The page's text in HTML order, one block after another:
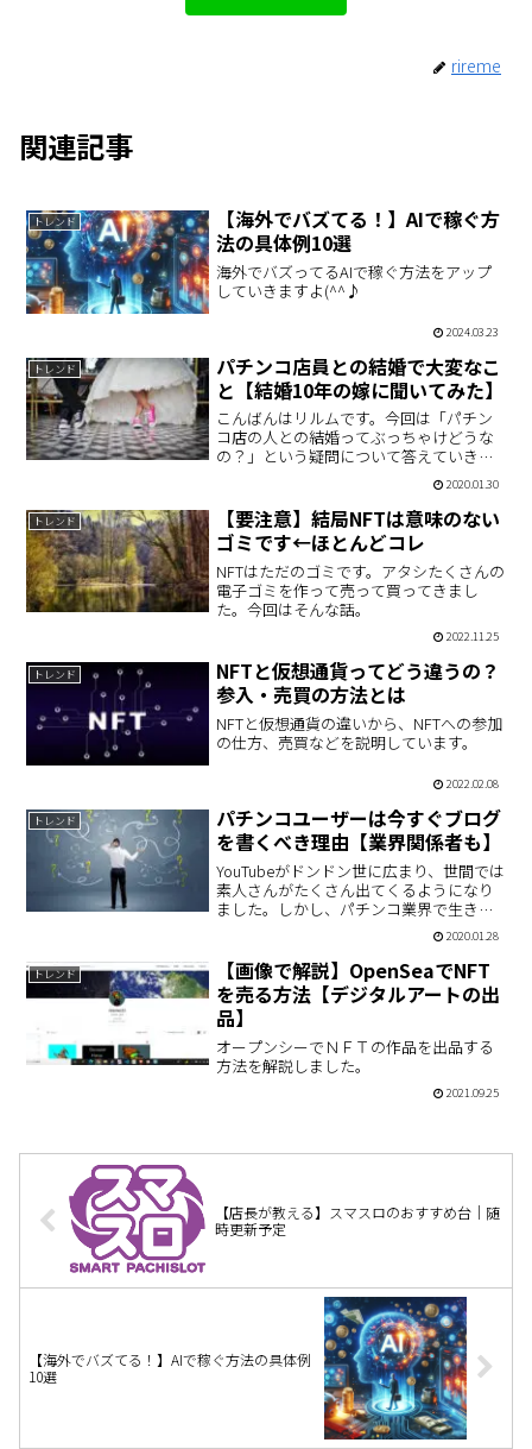
rireme
関連記事
トレンド
【海外でバズてる！】AIで稼ぐ方
法の具体例10選
海外でバズってるAIで稼ぐ方法をアップ
していきますよ(^^♪
2024.03.23
トレンド
パチンコ店員との結婚で大変なこ
と【結婚10年の嫁に聞いてみた】
こんばんはリルムです。今回は「パチン
コ店の人との結婚ってぶっちゃけどうな
の？」という疑問について答えていきた
いと思います。実際に私の妻に話を聞い
てみましたので、それをまとめてみまし
た。パチンコ店員との結婚で大変なこと
世の中の女性って結婚して…
2020.01.30
トレンド
【要注意】結局NFTは意味のない
ゴミです←ほとんどコレ
NFTはただのゴミです。アタシたくさんの
電子ゴミを作って売って買ってきまし
た。今回はそんな話。
2022.11.25
トレンド
NFTと仮想通貨ってどう違うの？
参入・売買の方法とは
NFTと仮想通貨の違いから、NFTへの参加
の仕方、売買などを説明しています。
2022.02.08
トレンド
パチンコユーザーは今すぐブログ
を書くべき理由【業界関係者も】
YouTubeがドンドン世に広まり、世間では
素人さんがたくさん出てくるようになり
ました。しかし、パチンコ業界で生き残
るのはブログだと確信しています。そし
て、ライターよりもリアルで面白いこと
を書けるのはユーザーです。今後はパチ
ンコブログを増やして業界を盛り上げま
しょう。
2020.01.28
トレンド
【画像で解説】OpenSeaでNFT
を売る方法【デジタルアートの出
品】
オープンシーでＮＦＴの作品を出品する
方法を解説しました。
2021.09.25
【店長が教える】スマスロのおすすめ台｜随
時更新予定
【海外でバズてる！】AIで稼ぐ方法の具体例
10選